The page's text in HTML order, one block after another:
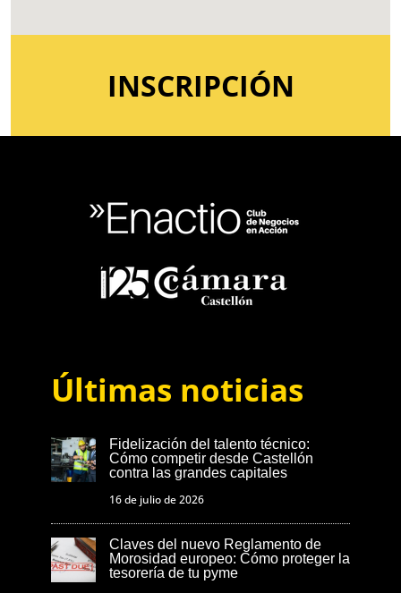
INSCRIPCIÓN
Últimas noticias
Fidelización del talento técnico:
Cómo competir desde Castellón
contra las grandes capitales
16 de julio de 2026
Claves del nuevo Reglamento de
Morosidad europeo: Cómo proteger la
tesorería de tu pyme